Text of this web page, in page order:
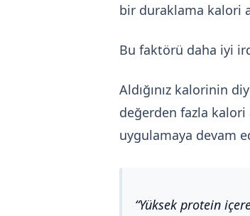
bir duraklama kalori
Bu faktörü daha iyi
Aldığınız kalorinin
değerden fazla
uygulamaya devam
Yüksek protein